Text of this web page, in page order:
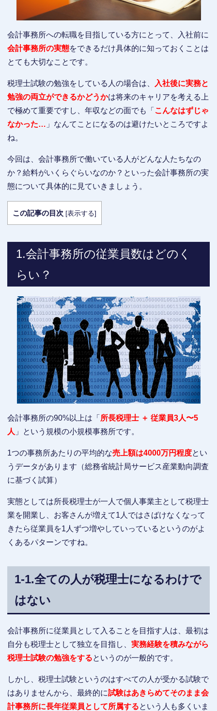
会計事務所への転職を目指している方にとって、入社前に
会計事務所の実態をできるだけ具体的に知っておくことは
とても大切なことです。
税理士試験の勉強をしている人の場合は、
入社後に実務と
勉強の両立ができるかどうかは将来のキャリアを考える上
で極めて重要ですし、年収などの面でも「 こんなはずじゃ
なかった… 」なんてことになるのは避けたいところですよ
ね。
今回は、会計事務所で働いている人がどんな人たちなの
か？給料がいくらぐらいなのか？といった会計事務所の実
態について具体的に見ていきましょう。
この記事の目次 [表示する]
1.会計事務所の従業員数はどのく
らい？
会計事務所の90%以上は「 所長税理士 ＋ 従業員3人〜5
人 」という規模の小規模事務所です。
1つの事務所あたりの平均的な売上額は4000万円程度とい
うデータがあります（総務省統計局サービス産業動向調査
に基づく試算）
実態としては所長税理士が一人で個人事業主として税理士
業を開業し、お客さんが増えて1人ではさばけなくなって
きたら従業員を1人ずつ増やしていっているというのがよ
くあるパターンですね。
1-1.全ての人が税理士になるわけで
はない
会計事務所に従業員として入ることを目指す人は、最初は
自分も税理士として独立を目指し、 実務経験を積みながら
税理士試験の勉強をするというのが一般的です。
しかし、税理士試験というのはすべての人が受かる試験で
はありませんから、最終的に試験はあきらめてそのまま会
計事務所に長年従業員として所属するという人も多くいま